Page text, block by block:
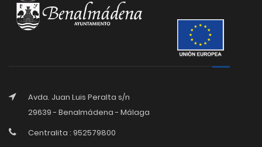
Avda. Juan Luis Peralta s/n
29639 - Benalmádena - Málaga
Centralita : 952579800